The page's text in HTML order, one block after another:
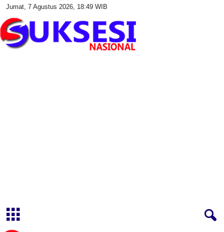
Jumat, 7 Agustus 2026, 18:49 WIB